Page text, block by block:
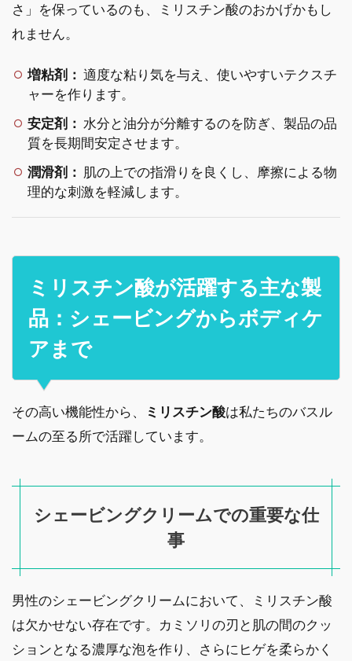
さ」を保っているのも、ミリスチン酸のおかげかもし
れません。
増粘剤： 適度な粘り気を与え、使いやすいテクスチ
ャーを作ります。
安定剤： 水分と油分が分離するのを防ぎ、製品の品
質を長期間安定させます。
潤滑剤： 肌の上での指滑りを良くし、摩擦による物
理的な刺激を軽減します。
ミリスチン酸が活躍する主な製
品：シェービングからボディケ
アまで
その高い機能性から、 ミリスチン酸は私たちのバスル
ームの至る所で活躍しています。
シェービングクリームでの重要な仕
事
男性のシェービングクリームにおいて、ミリスチン酸
は欠かせない存在です。カミソリの刃と肌の間のクッ
ションとなる濃厚な泡を作り、さらにヒゲを柔らかく